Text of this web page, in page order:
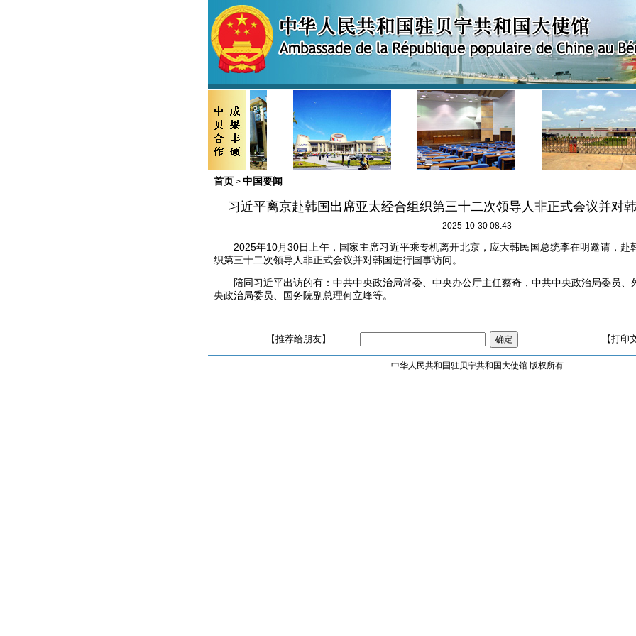
首页 > 中国要闻
习近平离京赴韩国出席亚太经合组织第三十二次领导人非正式会议并对
2025-10-30 08:43
2025年10月30日上午，国家主席习近平乘专机离开北京，应大韩民国总统李在明邀请，赴
织第三十二次领导人非正式会议并对韩国进行国事访问。
陪同习近平出访的有：中共中央政治局常委、中央办公厅主任蔡奇，中共中央政治局委员、
央政治局委员、国务院副总理何立峰等。
【推荐给朋友】 【打印
中华人民共和国驻贝宁共和国大使馆 版权所有